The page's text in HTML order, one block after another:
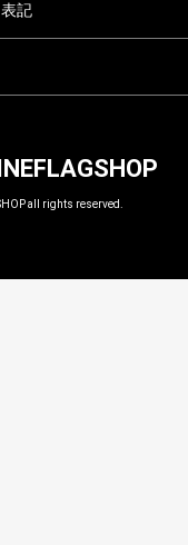
記
all rights reserved.